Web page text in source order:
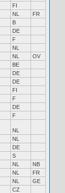
FI
NL
FR
B
DE
F
NL
NL
OV
BE
DE
DE
FI
F
DE
F
NL
NL
DE
S
NL
NB
NL
FR
NL
GE
CZ